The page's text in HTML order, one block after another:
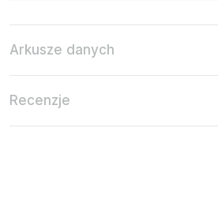
Arkusze danych
Recenzje